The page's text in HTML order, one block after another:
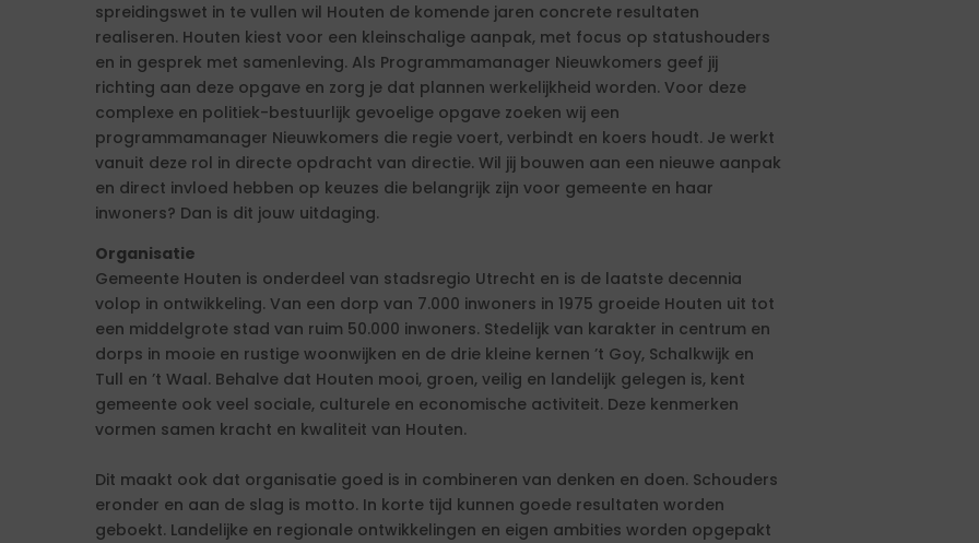
spreidingswet in te vullen wil Houten de komende jaren concrete resultaten
realiseren. Houten kiest voor een kleinschalige aanpak, met focus op statushouders
en in gesprek met samenleving. Als Programmamanager Nieuwkomers geef jij
richting aan deze opgave en zorg je dat plannen werkelijkheid worden. Voor deze
complexe en politiek-bestuurlijk gevoelige opgave zoeken wij een
programmamanager Nieuwkomers die regie voert, verbindt en koers houdt. Je werkt
vanuit deze rol in directe opdracht van directie. Wil jij bouwen aan een nieuwe aanpak
en direct invloed hebben op keuzes die belangrijk zijn voor gemeente en haar
inwoners? Dan is dit jouw uitdaging.
Organisatie
Gemeente Houten is onderdeel van stadsregio Utrecht en is de laatste decennia
volop in ontwikkeling. Van een dorp van 7.000 inwoners in 1975 groeide Houten uit tot
een middelgrote stad van ruim 50.000 inwoners. Stedelijk van karakter in centrum en
dorps in mooie en rustige woonwijken en de drie kleine kernen ’t Goy, Schalkwijk en
Tull en ’t Waal. Behalve dat Houten mooi, groen, veilig en landelijk gelegen is, kent
gemeente ook veel sociale, culturele en economische activiteit. Deze kenmerken
vormen samen kracht en kwaliteit van Houten.
Dit maakt ook dat organisatie goed is in combineren van denken en doen. Schouders
eronder en aan de slag is motto. In korte tijd kunnen goede resultaten worden
geboekt. Landelijke en regionale ontwikkelingen en eigen ambities worden opgepakt